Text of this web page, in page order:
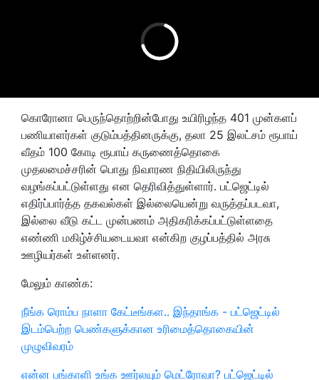
கொரோனா பெருந்தொற்றின்போது உயிரிழந்த 401 முன்களப்
பணியாளர்கள் குடும்பத்தினருக்கு, தலா 25 இலட்சம் ரூபாய்
வீதம் 100 கோடி ரூபாய் கருணைத்தொகை
முதலமைச்சரின் பொது நிவாரண நிதியிலிருந்து
வழங்கப்பட்டுள்ளது என தெரிவித்துள்ளார். பட்ஜெட்டில்
எதிர்ப்பார்த்த தகவல்கள் இல்லையென்று வருத்தப்படவா,
இல்லை வீடு கட்ட முன்பணம் அதிகரிக்கப்பட்டுள்ளதை
எண்ணி மகிழ்ச்சியடையவா என்கிற குழப்பத்தில் அரசு
ஊழியர்கள் உள்ளனர்.
மேலும் காண்க:
நீங்க ரொம்ப நாளா கேட்டீங்கள.. இந்தாங்க - பட்ஜெட்டில்
இடம்பெற்ற பெண்களுக்கான உரிமைத்தொகையின்
முழுவிவரம்
என்ன பங்காளி உங்க ஊர்லயும் மெட்ரோவா? பட்ஜெட்டில்